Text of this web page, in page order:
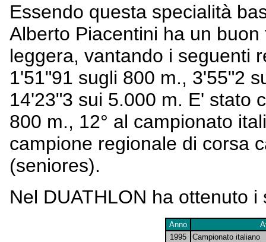
Essendo questa specialità
Alberto Piacentini ha un
leggera, vantando i seguenti
1'51"91 sugli 800 m., 3'55"2
14'23"3 sui 5.000 m. E' stato
800 m., 12° al campionato
campione regionale di corsa
(seniores).
Nel DUATHLON ha ottenuto
Anno
1995
Campionato italiano